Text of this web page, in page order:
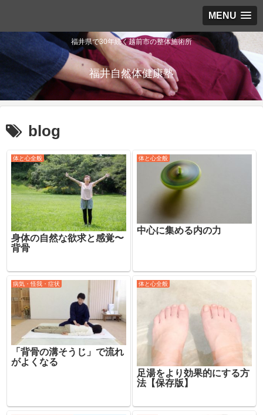
MENU
福井県で30年続く越前市の整体施術所
福井自然体健康塾
blog
体と心全般
身体の自然な欲求と感覚〜
背骨
体と心全般
中心に集める内の力
病気・怪我・症状
「背骨の溝そうじ」で流れ
がよくなる
体と心全般
足湯をより効果的にする方
法【保存版】